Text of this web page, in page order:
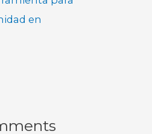
en